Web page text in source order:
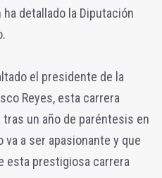
detallado la Diputación
el presidente de la
Reyes, esta carrera
un año de paréntesis en
va a ser apasionante y que
esta prestigiosa carrera